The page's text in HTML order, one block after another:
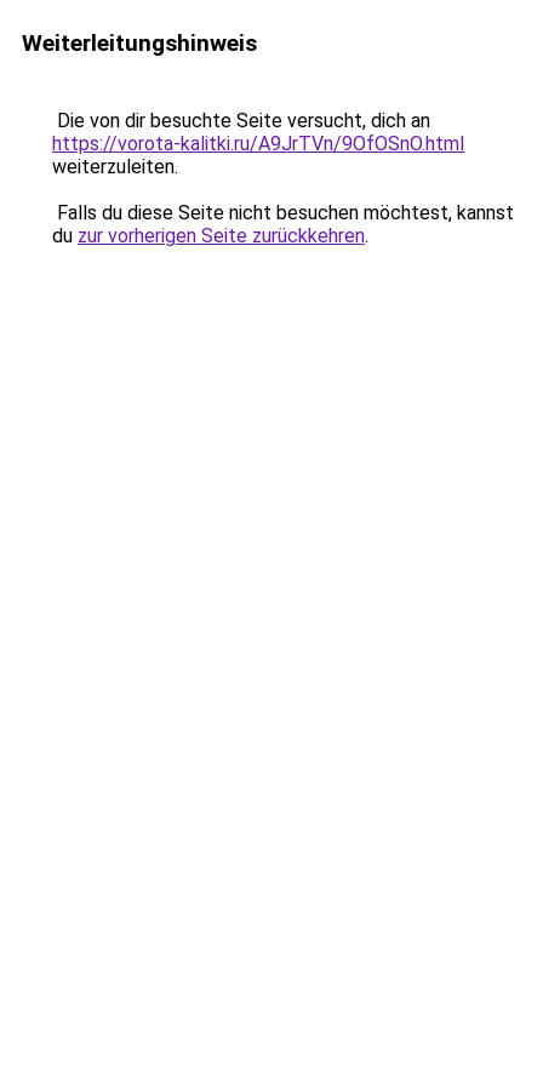
Weiterleitungshinweis
Die von dir besuchte Seite versucht, dich an
https://vorota-kalitki.ru/A9JrTVn/9OfOSnO.html
weiterzuleiten.
Falls du diese Seite nicht besuchen möchtest, kannst
du zur vorherigen Seite zurückkehren.